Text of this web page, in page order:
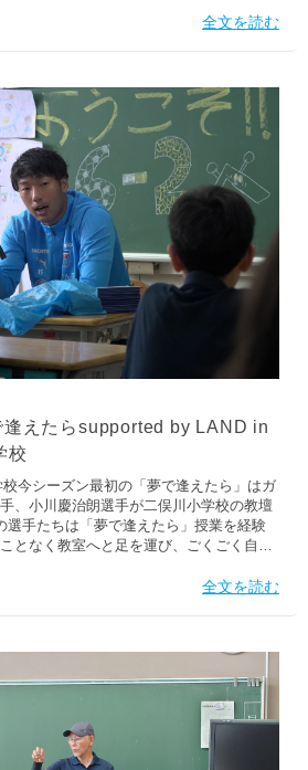
の笑顔を多く生み出し、運動能力向上・
名...
全文を読む
えたらsupported by LAND in
校
今シーズン最初の「夢で逢えたら」はガ
、小川慶治朗選手が二俣川小学校の教壇
選手たちは「夢で逢えたら」授業を経験
となく教室へと足を運び、ごくごく自然
失敗は夢の過程」「あきらめない気持ち
全文を読む